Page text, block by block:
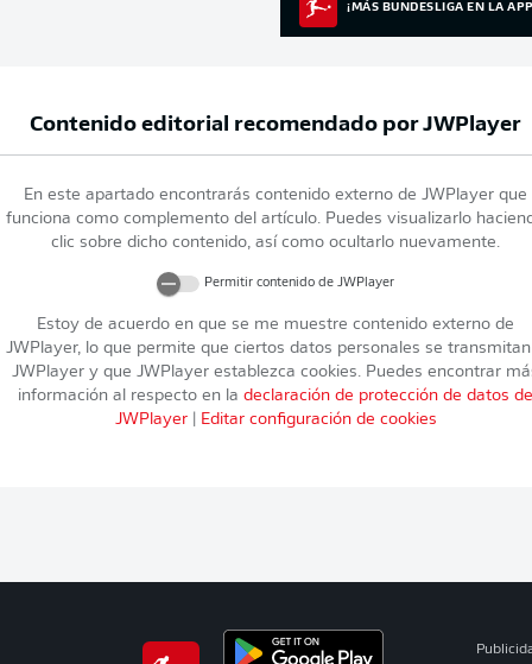
¡MÁS BUNDESLIGA EN LA
Contenido editorial recomendado porJWPlayer
En este apartado encontrarás contenido externo de JWPlayer que
funciona como complemento del artículo. Puedes visualizarlo
clic sobre dicho contenido, así como ocultarlo nuevamente.
Permitir contenido de JWPlayer
Estoy de acuerdo en que se me muestre contenido externo de
JWPlayer, lo que permite que ciertos datos personales se
JWPlayer y que JWPlayer establezca cookies. Puedes encontrar
información al respecto en la declaración de protección de datos de
JWPlayer| Editar configuración de cookies